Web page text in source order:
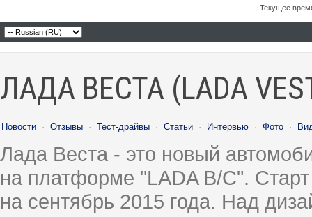
Текущее
ЛАДА ВЕСТА (LADA
Новости · Отзывы · Тест-драйвы · Статьи · Интервью · Фото ·
Лада Веста - это новый
на платформе "LADA B/C".
на сентябрь 2015 года. Над